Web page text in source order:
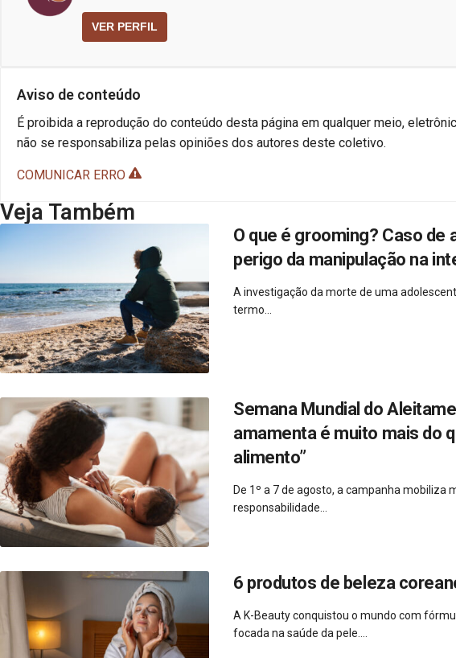
VER PERFIL
Aviso de conteúdo
É proibida a reprodução do conteúdo desta página em qualquer meio,
não se responsabiliza pelas opiniões dos autores deste coletivo.
COMUNICAR ERRO
Veja Também
O que é grooming? Caso
perigo da manipulação na
A investigação da morte de uma
termo...
Semana Mundial do
amamenta é muito mais do
alimento”
De 1º a 7 de agosto, a campanha
responsabilidade...
6 produtos de beleza
A K-Beauty conquistou o mundo com
focada na saúde da pele....